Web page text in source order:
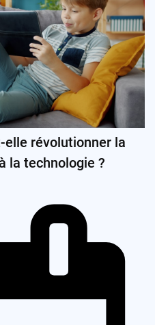
elle révolutionner la
la technologie ?